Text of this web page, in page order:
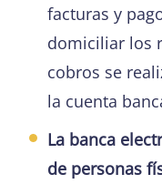
facturas y
domiciliar los
cobros se
la cuenta
La banca
de personas